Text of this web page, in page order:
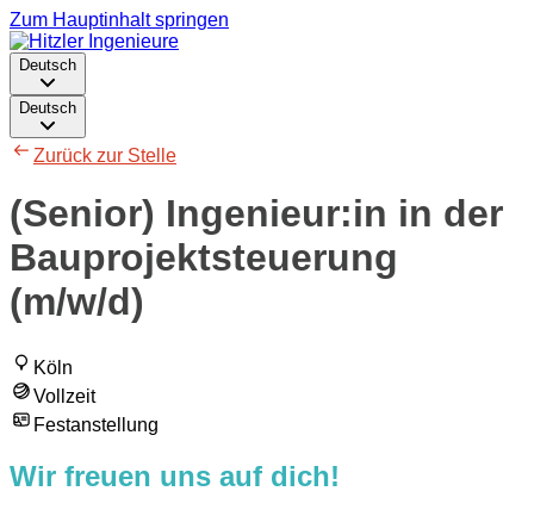
Zum Hauptinhalt springen
Deutsch
Deutsch
Zurück zur Stelle
(Senior) Ingenieur:in in der
Bauprojektsteuerung
(m/w/d)
Köln
Vollzeit
Festanstellung
Wir freuen uns auf dich!